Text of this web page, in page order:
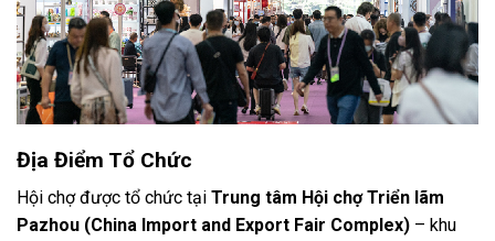
Địa Điểm Tổ Chức
Hội chợ được tổ chức tại Trung tâm Hội chợ Triển lãm
Pazhou (China Import and Export Fair Complex) – khu